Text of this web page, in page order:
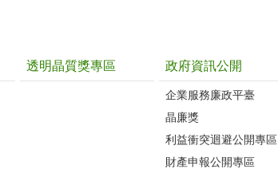
透明晶質獎專區 政府資訊公開
企業服務廉政平臺
晶廉獎
利益衝突迴避公開專區
財產申報公開專區